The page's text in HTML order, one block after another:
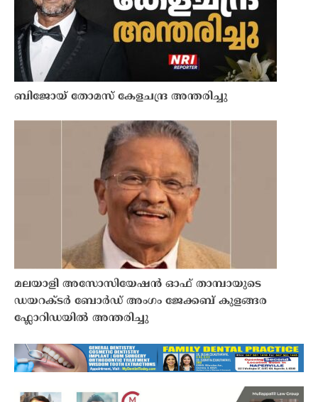
ബിജോയ് തോമസ് കേളചന്ദ്ര അന്തരിച്ചു
മലയാളി അസോസിയേഷൻ ഓഫ് താമ്പായുടെ
ഡയറക്ടർ ബോർഡ് അംഗം ജേക്കബ് കുളങ്ങര
ഫ്ലോറിഡയിൽ അന്തരിച്ചു